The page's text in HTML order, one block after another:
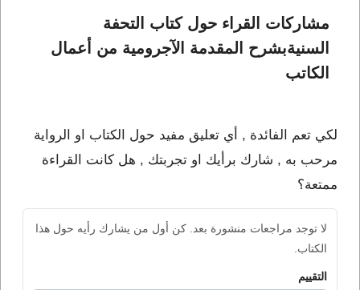
مشاركات القراء حول كتاب التحفة
السنيةبشرح المقدمة الآجرومية من أعمال
الكاتب
لكي تعم الفائدة , أي تعليق مفيد حول الكتاب او الرواية
مرحب به , شارك برأيك او تجربتك , هل كانت القراءة
ممتعة؟
لا توجد مراجعات منشورة بعد. كن أول من يشارك رأيه حول هذا
الكتاب.
التقييم